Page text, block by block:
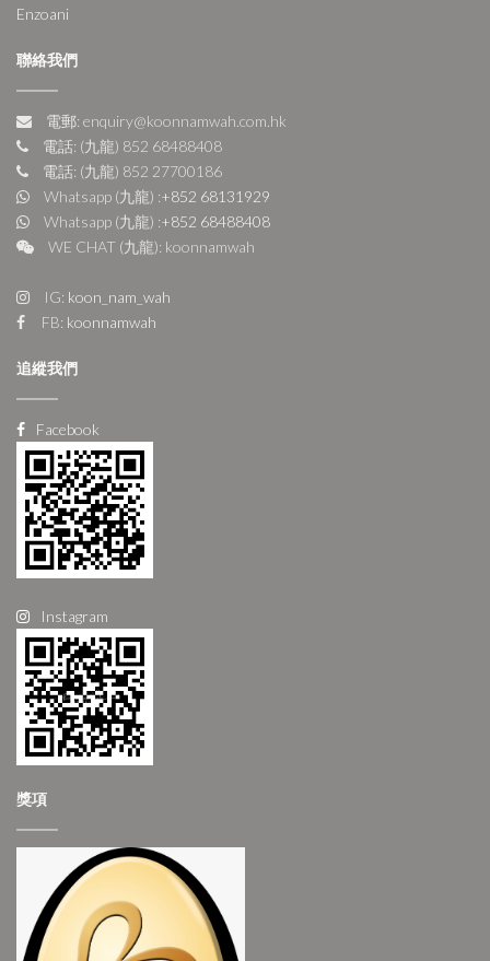
Enzoani
聯絡我們
電郵: enquiry@koonnamwah.com.hk
電話: (九龍) 852 68488408
電話: (九龍) 852 27700186
Whatsapp (九龍) :+852 68131929
Whatsapp (九龍) :+852 68488408
WE CHAT (九龍): koonnamwah
IG: koon_nam_wah
FB: koonnamwah
追縱我們
Facebook
Instagram
獎項